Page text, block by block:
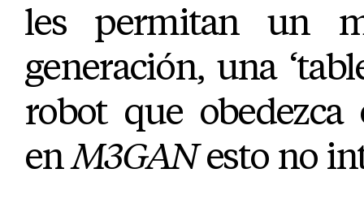
les permitan un
generación, una
robot que obedezca
enM3GANesto no